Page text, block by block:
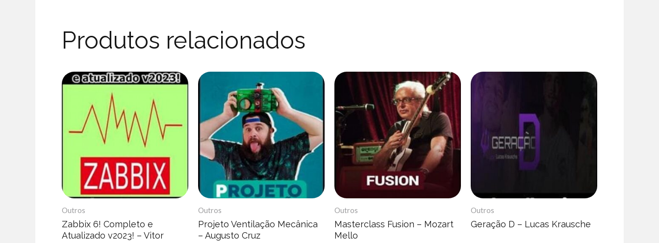
Produtos relacionados
Outros
Zabbix 6! Completo e
Atualizado v2023! – Vitor
Outros
Projeto Ventilação Mecânica
– Augusto Cruz
Outros
Masterclass Fusion – Mozart
Mello
Outros
Geração D – Lucas Krausche